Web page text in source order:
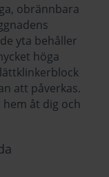
obrännbara
yta behåller
höga
att påverkas.
åt dig och